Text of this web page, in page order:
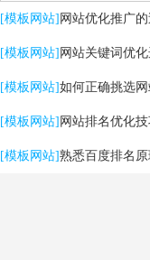
[模板网站] 网站优化推广
[模板网站] 网站关键词优
性
[模板网站]如何正确挑选网
[模板网站] 网站排名优化
[模板网站]熟悉百度排名